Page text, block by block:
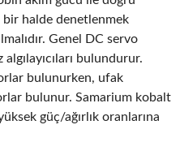
bir halde denetlenmek
Genel DC servo
bulundurur.
bulunurken, ufak
bulunur. Samarium kobalt
güç/ağırlık oranlarına